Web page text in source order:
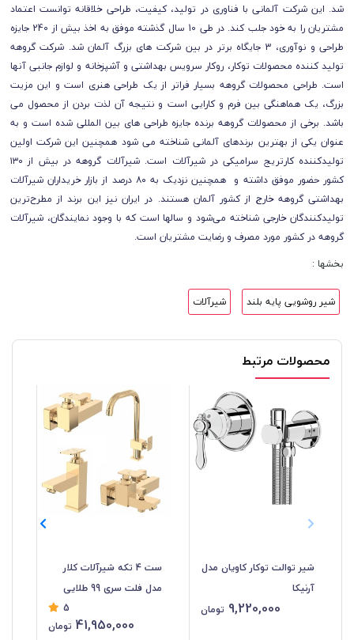
شد. این شرکت آلمانی با فناوری در تولید، کیفیت، طراحی خلاقانه توانست اعتماد
مشتریان را به خود جلب کند. در طی 10 سال گذشته موفق به اخذ بیش از 240 جایزه
طراحی و نوآوری، 3 جایگاه برتر در بین شرکت های بزرگ آلمان شد. شرکت گروهه
تولید کننده محصولات توکار، روکار سرویس بهداشتی و آشپزخانه و لوازم جانبی آنها
است. طراحی محصولات گروهه بسیار فراتر از یک طراحی هنری است و این مزیت
بزرگ، یک هماهنگی بین فرم و کارایی است و نتیجه آن لذت بردن از محصول می
باشد. برخی از محصولات گروهه برنده جایزه طراحی های بین المللی شده است و به
عنوان یکی از بهترین برندهای آلمانی شناخته می شود همچنین این شرکت اولین
تولیدکننده کارتریج سرامیکی در شیرآلات است. شیرآلات گروهه در بیش از ۱۳۰
کشور حضور موفق داشته و همچنین نزدیک به ۸۰ درصد از بازار خریداران شیرآلات
بهداشتی گروهه خارج از کشور آلمان هستند. در ایران نیز این برند از مطرح‌ترین
تولیدکنندگان خارجی شناخته می‌شود و سالها است که با وجود نمایندگان، شیرآلات
گروهه در کشور مورد مصرف و رضایت مشتریان است.
بخشها :
شیر روشویی پایه بلند شیرآلات
محصولات مرتبط
شیر توالت توکار کاویان مدل
آرنیکا
9,220,000 تومان
ست 4 تکه شیرآلات کلار
مدل فلت سری 99 طلایی
5
41,950,000 تومان